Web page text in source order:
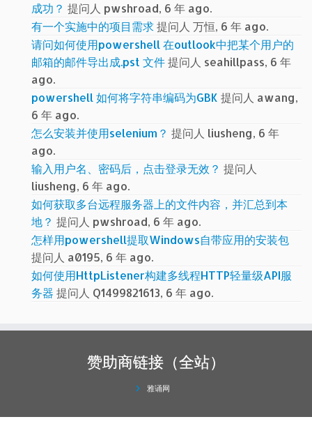
成功？ 提问人 pwshroad, 6 年 ago.
有一个实施中的项目需求提问人 万恒, 6 年 ago.
请问如何使用powershell 在outlook中把某个用户的
邮箱的邮件导出成.pst 文件提问人 seahillpass, 6 年
ago.
powershell 如何将字符串编码为GBK 提问人 awang,
6 年 ago.
怎么安装并使用selenium？ 提问人 liusheng, 6 年
ago.
输入用户名、密码后，点击登录无效？ 提问人
liusheng, 6 年 ago.
如何获取多台远程服务器上的文件内容，并汇总到本
地？ 提问人 pwshroad, 6 年 ago.
怎样用powershell提取Windows自带应用的安装包
提问人 a0195, 6 年 ago.
如何使用HttpListener构建多线程HTTP轻量级API服
务器 提问人 Q1499821613, 6 年 ago.
赞助商链接（全站）
雅诵网